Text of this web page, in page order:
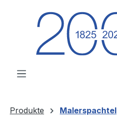
Zum Hauptinhalt springen
Produkte Malerspachtel